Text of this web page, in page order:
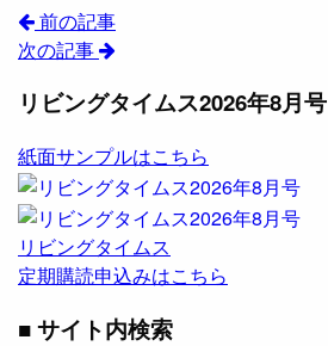
前の記事
次の記事
リビングタイムス2026年8月号
紙面サンプルはこちら
リビングタイムス
定期購読申込みはこちら
■ サイト内検索